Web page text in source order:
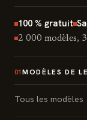
100 % gratuit
2 000 modèles,
01 MODÈLES DE
Tous les modèles